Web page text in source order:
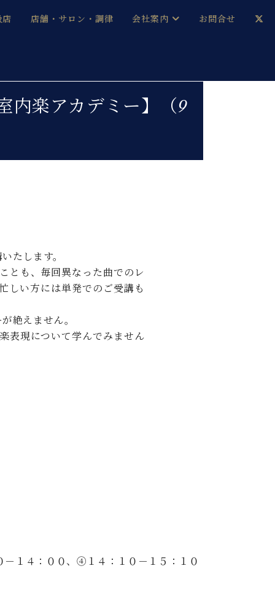
C.ベヒシュタイン レジデンス
アップライトピアノ
店 店舗・サロン・調律
社：八王子・技術営業センター
会社案内
採用情報
ベヒシュタイン・ジャパンブログ
お問合せ
内楽アカデミー】（9
たします。
とも、毎回異なった曲でのレ
しい方には単発でのご受講も
絶えません。
表現について学んでみません
４：００、④１４：１０－１５：１０